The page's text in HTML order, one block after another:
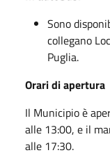
Sono
collegano
Puglia.
Orari di apertura
Il Municipio è
alle 13:00, e il
alle 17:30.